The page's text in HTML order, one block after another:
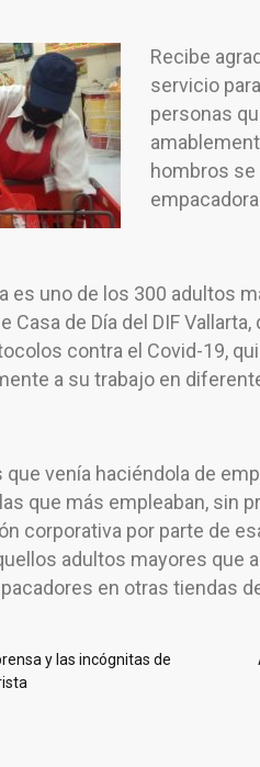
Recibe
servicio
personas
hombros se
es uno de los 300 adultos
Casa de Día del DIF
contra el Covid-19,
a su trabajo en
venía haciéndola de
que más empleaban, sin
corporativa por parte de
adultos mayores que
en otras tiendas
y las incógnitas de